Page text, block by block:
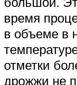
время
в объеме в
отметки
дрожжи не